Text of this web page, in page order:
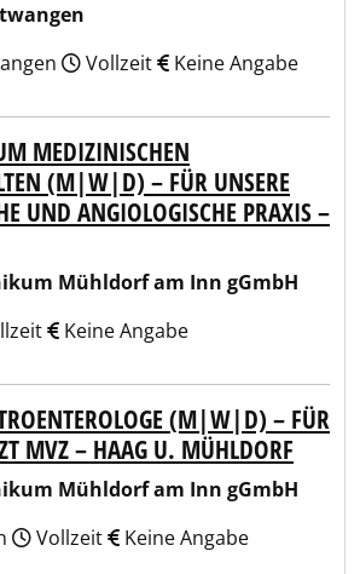
Vollzeit Keine Angabe
MEDIZINISCHEN
(M|W|D) – FÜR UNSERE
UND ANGIOLOGISCHE PRAXIS –
Mühldorf am Inn gGmbH
Keine Angabe
(M|W|D) – FÜR
MVZ – HAAG U. MÜHLDORF
Mühldorf am Inn gGmbH
Vollzeit Keine Angabe